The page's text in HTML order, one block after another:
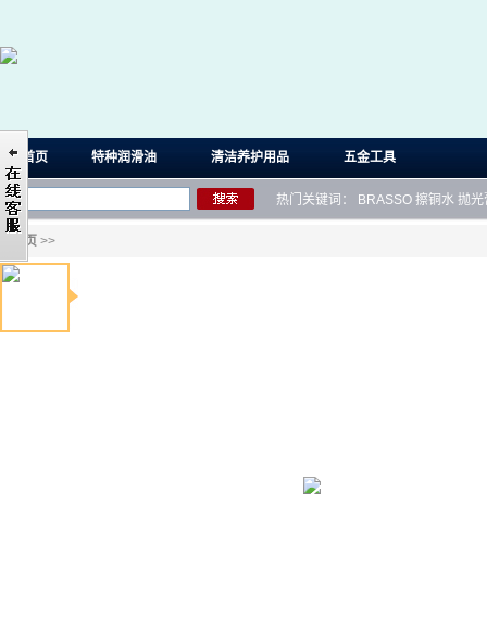
首页 特种润滑油 清洁养护用品 五金工具
热门关键词： BRASSO 擦铜水 抛光
首页 >>